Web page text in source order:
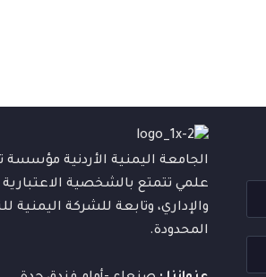
الجامعة اليمنية الأردنية
علمي تتمتع بالشخصية الاعتبارية
والإداري، وتابعة للشركة اليمنية
المحدودة.